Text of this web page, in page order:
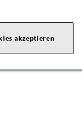
benz.com|Webseite:
akzeptieren